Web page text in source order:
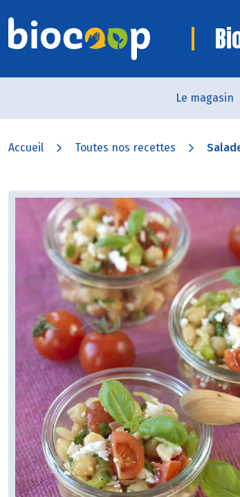
Le magasin
Accueil Toutes nos recettes